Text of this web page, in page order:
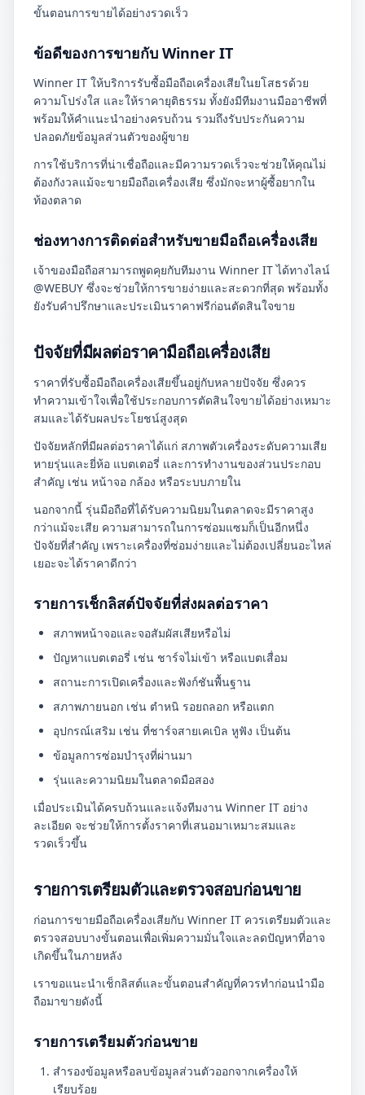
ขั้นตอนการขายได้อย่างรวดเร็ว
ข้อดีของการขายกับ Winner IT
Winner IT ให้บริการรับซื้อมือถือเครื่องเสียในยโสธรด้วย
ความโปร่งใส และให้ราคายุติธรรม ทั้งยังมีทีมงานมืออาชีพที่
พร้อมให้คำแนะนำอย่างครบถ้วน รวมถึงรับประกันความ
ปลอดภัยข้อมูลส่วนตัวของผู้ขาย
การใช้บริการที่น่าเชื่อถือและมีความรวดเร็วจะช่วยให้คุณไม่
ต้องกังวลแม้จะขายมือถือเครื่องเสีย ซึ่งมักจะหาผู้ซื้อยากใน
ท้องตลาด
ช่องทางการติดต่อสำหรับขายมือถือเครื่องเสีย
เจ้าของมือถือสามารถพูดคุยกับทีมงาน Winner IT ได้ทางไลน์
@WEBUY ซึ่งจะช่วยให้การขายง่ายและสะดวกที่สุด พร้อมทั้ง
ยังรับคำปรึกษาและประเมินราคาฟรีก่อนตัดสินใจขาย
ปัจจัยที่มีผลต่อราคามือถือเครื่องเสีย
ราคาที่รับซื้อมือถือเครื่องเสียขึ้นอยู่กับหลายปัจจัย ซึ่งควร
ทำความเข้าใจเพื่อใช้ประกอบการตัดสินใจขายได้อย่างเหมาะ
สมและได้รับผลประโยชน์สูงสุด
ปัจจัยหลักที่มีผลต่อราคาได้แก่ สภาพตัวเครื่องระดับความเสีย
หายรุ่นและยี่ห้อ แบตเตอรี่ และการทำงานของส่วนประกอบ
สำคัญ เช่น หน้าจอ กล้อง หรือระบบภายใน
นอกจากนี้ รุ่นมือถือที่ได้รับความนิยมในตลาดจะมีราคาสูง
กว่าแม้จะเสีย ความสามารถในการซ่อมแซมก็เป็นอีกหนึ่ง
ปัจจัยที่สำคัญ เพราะเครื่องที่ซ่อมง่ายและไม่ต้องเปลี่ยนอะไหล่
เยอะจะได้ราคาดีกว่า
รายการเช็กลิสต์ปัจจัยที่ส่งผลต่อราคา
สภาพหน้าจอและจอสัมผัสเสียหรือไม่
ปัญหาแบตเตอรี่ เช่น ชาร์จไม่เข้า หรือแบตเสื่อม
สถานะการเปิดเครื่องและฟังก์ชันพื้นฐาน
สภาพภายนอก เช่น ตำหนิ รอยถลอก หรือแตก
อุปกรณ์เสริม เช่น ที่ชาร์จสายเคเบิล หูฟัง เป็นต้น
ข้อมูลการซ่อมบำรุงที่ผ่านมา
รุ่นและความนิยมในตลาดมือสอง
เมื่อประเมินได้ครบถ้วนและแจ้งทีมงาน Winner IT อย่าง
ละเอียด จะช่วยให้การตั้งราคาที่เสนอมาเหมาะสมและ
รวดเร็วขึ้น
รายการเตรียมตัวและตรวจสอบก่อนขาย
ก่อนการขายมือถือเครื่องเสียกับ Winner IT ควรเตรียมตัวและ
ตรวจสอบบางขั้นตอนเพื่อเพิ่มความมั่นใจและลดปัญหาที่อาจ
เกิดขึ้นในภายหลัง
เราขอแนะนำเช็กลิสต์และขั้นตอนสำคัญที่ควรทำก่อนนำมือ
ถือมาขายดังนี้
รายการเตรียมตัวก่อนขาย
สำรองข้อมูลหรือลบข้อมูลส่วนตัวออกจากเครื่องให้
เรียบร้อย